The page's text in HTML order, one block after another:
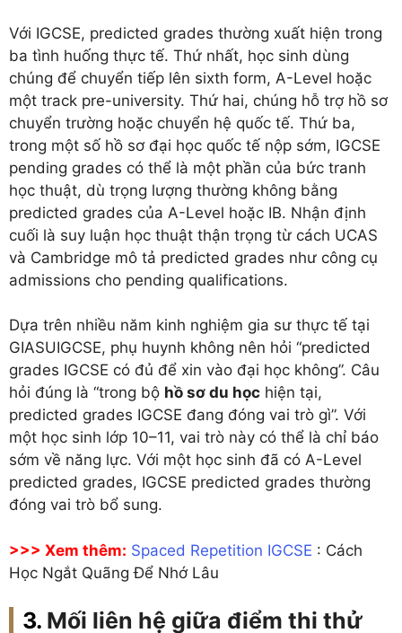
Với IGCSE, predicted grades thường xuất hiện trong
ba tình huống thực tế. Thứ nhất, học sinh dùng
chúng để chuyển tiếp lên sixth form, A-Level hoặc
một track pre-university. Thứ hai, chúng hỗ trợ hồ sơ
chuyển trường hoặc chuyển hệ quốc tế. Thứ ba,
trong một số hồ sơ đại học quốc tế nộp sớm, IGCSE
pending grades có thể là một phần của bức tranh
học thuật, dù trọng lượng thường không bằng
predicted grades của A-Level hoặc IB. Nhận định
cuối là suy luận học thuật thận trọng từ cách UCAS
và Cambridge mô tả predicted grades như công cụ
admissions cho pending qualifications.
Dựa trên nhiều năm kinh nghiệm gia sư thực tế tại
GIASUIGCSE, phụ huynh không nên hỏi “predicted
grades IGCSE có đủ để xin vào đại học không”. Câu
hỏi đúng là “trong bộ hồ sơ du học hiện tại,
predicted grades IGCSE đang đóng vai trò gì”. Với
một học sinh lớp 10–11, vai trò này có thể là chỉ báo
sớm về năng lực. Với một học sinh đã có A-Level
predicted grades, IGCSE predicted grades thường
đóng vai trò bổ sung.
>>> Xem thêm: Spaced Repetition IGCSE : Cách
Học Ngắt Quãng Để Nhớ Lâu
Mối liên hệ giữa điểm thi thử